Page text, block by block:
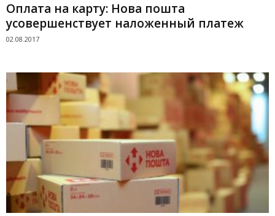
Оплата на карту: Нова пошта
усовершенствует наложенный платеж
02.08.2017